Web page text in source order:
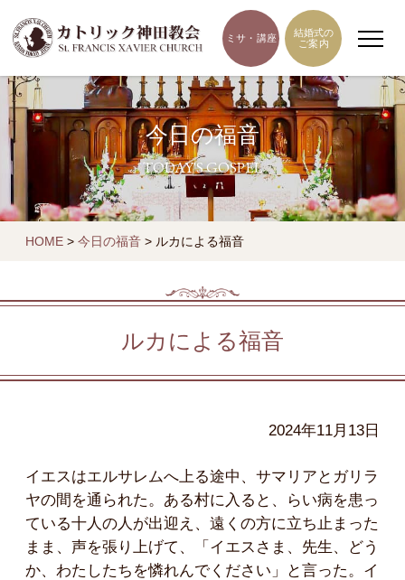
ミサ・講座
結婚式の
ご案内
今日の福音
TODAY'S GOSPEL
HOME > 今日の福音 > ルカによる福音
ルカによる福音
2024年11月13日
イエスはエルサレムへ上る途中、サマリアとガリラ
ヤの間を通られた。ある村に入ると、らい病を患っ
ている十人の人が出迎え、遠くの方に立ち止まった
まま、声を張り上げて、「イエスさま、先生、どう
か、わたしたちを憐れんでください」と言った。イ